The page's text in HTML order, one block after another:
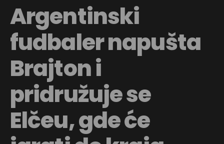
Argentinski
fudbaler napušta
Brajton i
pridružuje se
Elčeu, gde će